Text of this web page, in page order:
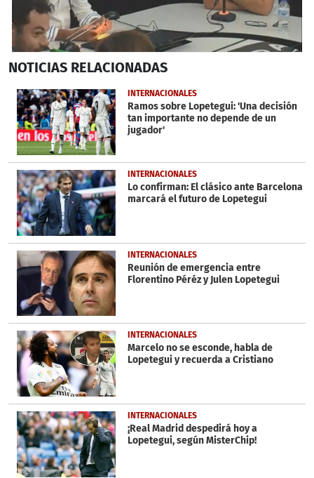
seconds
45
seconds
NOTICIAS RELACIONADAS
INTERNACIONALES
Ramos sobre Lopetegui: 'Una decisión
tan importante no depende de un
jugador'
INTERNACIONALES
Lo confirman: El clásico ante Barcelona
marcará el futuro de Lopetegui
INTERNACIONALES
Reunión de emergencia entre
Florentino Péréz y Julen Lopetegui
INTERNACIONALES
Marcelo no se esconde, habla de
Lopetegui y recuerda a Cristiano
INTERNACIONALES
¡Real Madrid despedirá hoy a
Lopetegui, según MisterChip!